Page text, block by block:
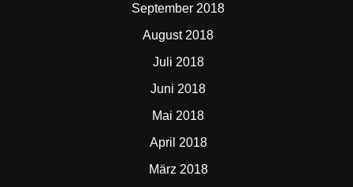
September 2018
August 2018
Juli 2018
Juni 2018
Mai 2018
April 2018
März 2018